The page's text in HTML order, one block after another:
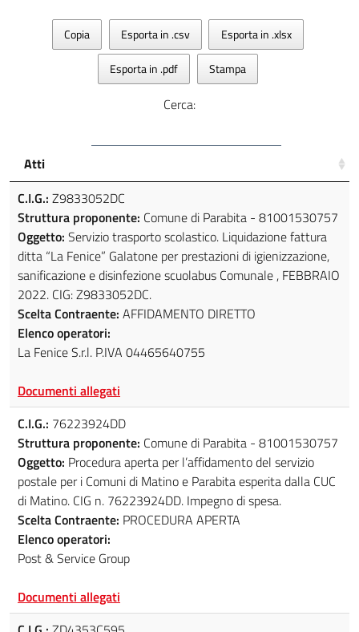
Copia Esporta in .csv Esporta in .xlsx
Esporta in .pdf Stampa
Cerca:
Atti
C.I.G.: Z9833052DC
Struttura proponente: Comune di Parabita - 81001530757
Oggetto: Servizio trasporto scolastico. Liquidazione fattura
ditta “La Fenice” Galatone per prestazioni di igienizzazione,
sanificazione e disinfezione scuolabus Comunale , FEBBRAIO
2022. CIG: Z9833052DC.
Scelta Contraente: AFFIDAMENTO DIRETTO
Elenco operatori:
La Fenice S.r.l. P.IVA 04465640755
Documenti allegati
C.I.G.: 76223924DD
Struttura proponente: Comune di Parabita - 81001530757
Oggetto: Procedura aperta per l’affidamento del servizio
postale per i Comuni di Matino e Parabita esperita dalla CUC
di Matino. CIG n. 76223924DD. Impegno di spesa.
Scelta Contraente: PROCEDURA APERTA
Elenco operatori:
Post & Service Group
Documenti allegati